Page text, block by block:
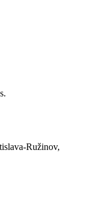
Ružinov,